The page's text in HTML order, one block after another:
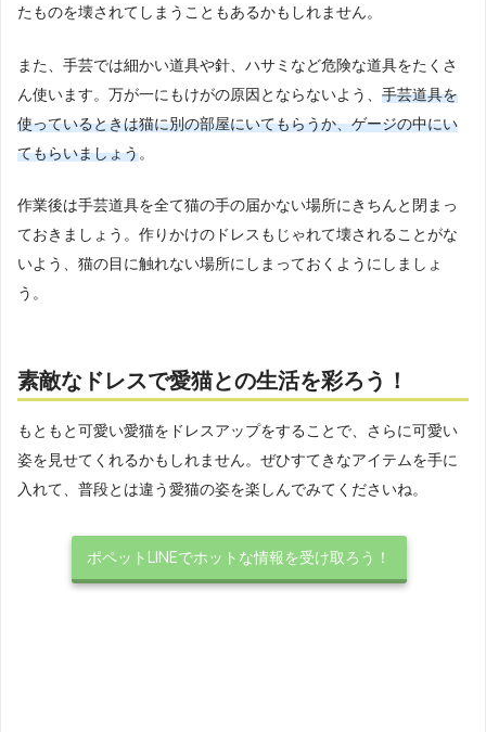
たものを壊されてしまうこともあるかもしれません。
また、手芸では細かい道具や針、ハサミなど危険な道具をたくさ
ん使います。万が一にもけがの原因とならないよう、 手芸道具を
使っているときは猫に別の部屋にいてもらうか、ゲージの中にい
てもらいましょう。
作業後は手芸道具を全て猫の手の届かない場所にきちんと閉まっ
ておきましょう。作りかけのドレスもじゃれて壊されることがな
いよう、猫の目に触れない場所にしまっておくようにしましょ
う。
素敵なドレスで愛猫との生活を彩ろう！
もともと可愛い愛猫をドレスアップをすることで、さらに可愛い
姿を見せてくれるかもしれません。ぜひすてきなアイテムを手に
入れて、普段とは違う愛猫の姿を楽しんでみてくださいね。
ポペットLINEでホットな情報を受け取ろう！